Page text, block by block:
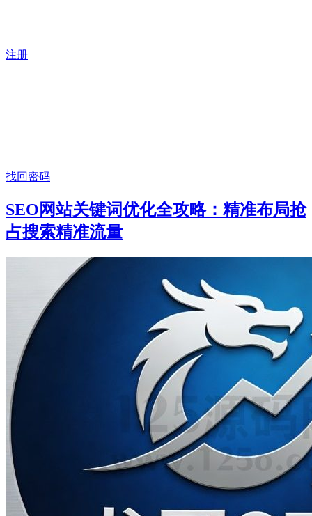
注册
找回密码
SEO网站关键词优化全攻略：精准布局抢
占搜索精准流量